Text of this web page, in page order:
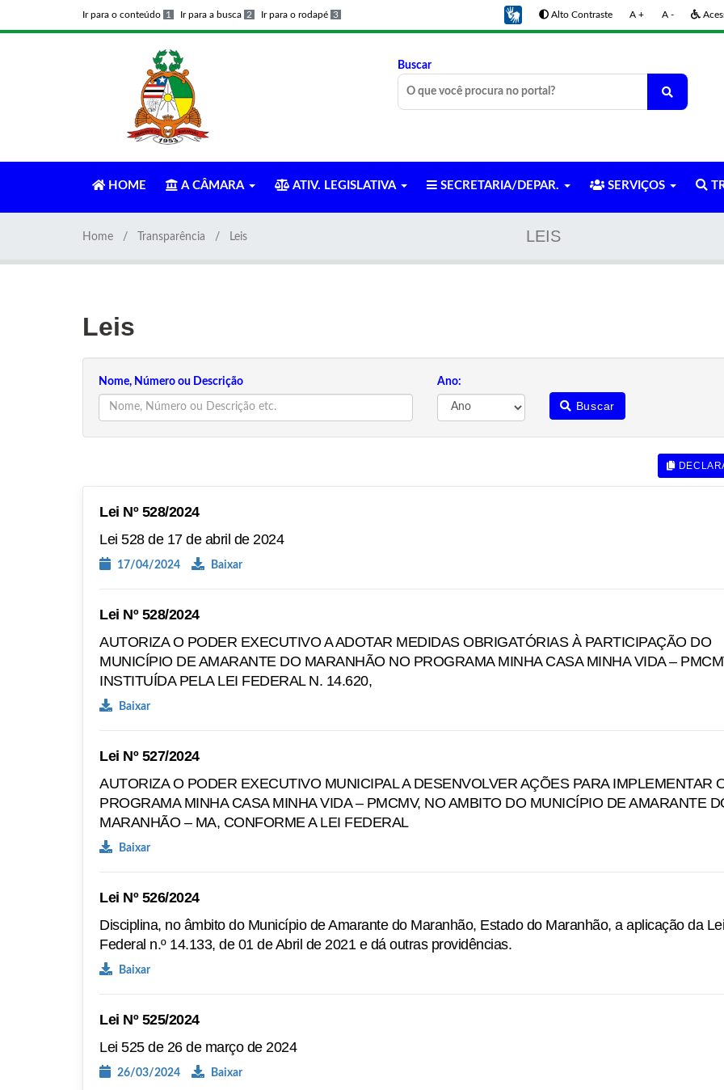
Ir para o conteúdo 1 Ir para a busca 2 Ir para o rodapé 3 Alto Contraste A + A -
Buscar
HOME A CÂMARA ATIV. LEGISLATIVA SECRETARIA/DEPAR. SERVIÇOS
LEIS
Home Transparência Leis
Leis
Nome, Número ou Descrição Ano:
Buscar
Lei Nº 528/2024
Lei 528 de 17 de abril de 2024
17/04/2024 Baixar
Lei Nº 528/2024
AUTORIZA O PODER EXECUTIVO A ADOTAR MEDIDAS OBRIGATÓRIAS À PARTICIPAÇÃO DO
MUNICÍPIO DE AMARANTE DO MARANHÃO NO PROGRAMA MINHA CASA MINHA VIDA –
INSTITUÍDA PELA LEI FEDERAL N. 14.620,
Baixar
Lei Nº 527/2024
AUTORIZA O PODER EXECUTIVO MUNICIPAL A DESENVOLVER AÇÕES PARA IMPLEMENTAR
PROGRAMA MINHA CASA MINHA VIDA – PMCMV, NO AMBITO DO MUNICÍPIO DE AMARANTE
MARANHÃO – MA, CONFORME A LEI FEDERAL
Baixar
Lei Nº 526/2024
Disciplina, no âmbito do Município de Amarante do Maranhão, Estado do Maranhão, a aplicação da Lei
Federal n.º 14.133, de 01 de Abril de 2021 e dá outras providências.
Baixar
Lei Nº 525/2024
Lei 525 de 26 de março de 2024
26/03/2024 Baixar